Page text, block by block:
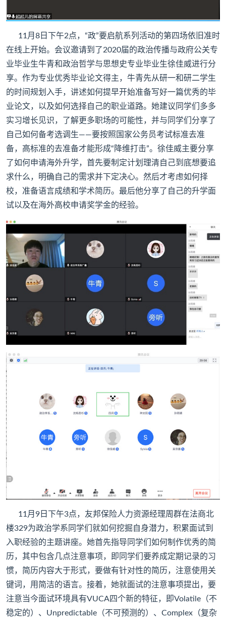
11月8日下午2点，“政”要启航系列活动的第四场依旧准时
在线上开始。会议邀请到了2020届的政治传播与政府公关专
业毕业生牛青和政治哲学与思想史专业毕业生徐佳威进行分
享。作为专业优秀毕业论文得主，牛青先从研一和研二学生
的时间规划入手，讲述如何提早开始准备写好一篇优秀的毕
业论文，以及如何选择自己的职业道路。她建议同学们多多
实习增长见识，了解更多职场的可能性，并与同学们分享了
自己如何备考选调生——要按照国家公务员考试标准去准
备，高标准的去准备才能形成“降维打击”。徐佳威主要分享
了如何申请海外升学，首先要制定计划理清自己到底想要追
求什么，明确自己的需求并下定决心。然后才考虑如何择
校，准备语言成绩和学术简历。最后他分享了自己的升学面
试以及在海外高校申请奖学金的经验。
11月9日下午3点，友邦保险人力资源经理周群在法商北
楼329为政治学系同学们就如何挖掘自身潜力，积累面试到
入职经验的主题讲座。她首先指导同学们如何制作优秀的简
历，其中包含几点注意事项，即同学们要养成定期记录的习
惯，简历内容大于形式，要做有针对性的简历，注意使用关
键词，用简洁的语言。接着，她就面试的注意事项提出，要
注意当今面试环境具有VUCA四个新的特征，即Volatile（不
稳定的）、Unpredictable（不可预测的）、Complex（复杂